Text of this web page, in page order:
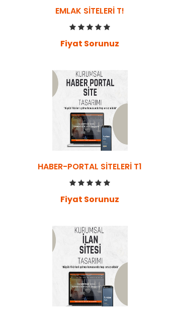
EMLAK SITELERI T!
Fiyat Sorunuz
HABER-PORTAL SITELERI T1
Fiyat Sorunuz